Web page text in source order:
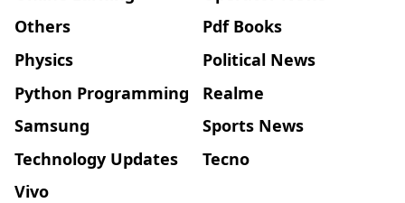
Others
Pdf Books
Physics
Political News
Python Programming
Realme
Samsung
Sports News
Technology Updates
Tecno
Vivo